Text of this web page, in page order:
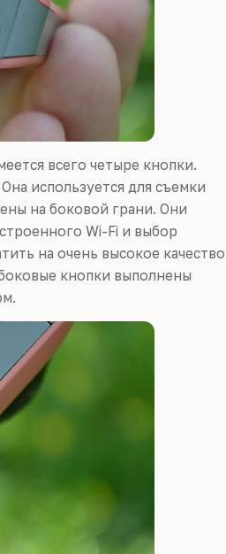
всего четыре кнопки.
используется для съемки
на боковой грани. Они
Wi-Fi и выбор
на очень высокое качество
кнопки выполнены